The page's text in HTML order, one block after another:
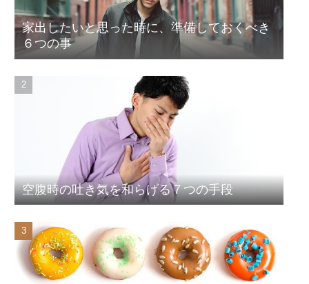
家出したいと思った時に、準備しておくべき
６つの事
空腹時の吐き気を和らげる７つの手段